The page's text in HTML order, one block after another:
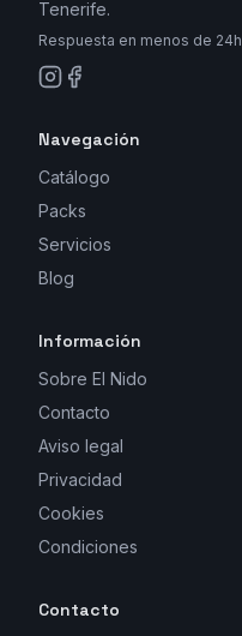
Tenerife.
Respuesta en menos de 24h
Navegación
Catálogo
Packs
Servicios
Blog
Información
Sobre El Nido
Contacto
Aviso legal
Privacidad
Cookies
Condiciones
Contacto